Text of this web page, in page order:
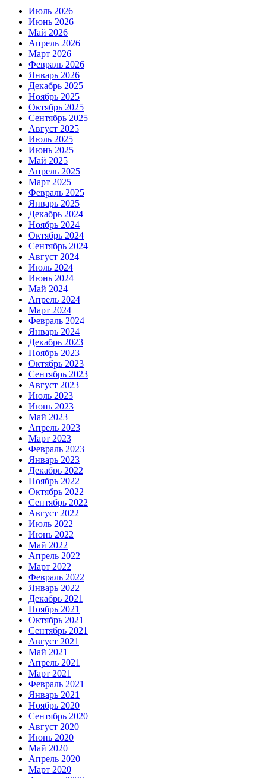
Июль 2026
Июнь 2026
Май 2026
Апрель 2026
Март 2026
Февраль 2026
Январь 2026
Декабрь 2025
Ноябрь 2025
Октябрь 2025
Сентябрь 2025
Август 2025
Июль 2025
Июнь 2025
Май 2025
Апрель 2025
Март 2025
Февраль 2025
Январь 2025
Декабрь 2024
Ноябрь 2024
Октябрь 2024
Сентябрь 2024
Август 2024
Июль 2024
Июнь 2024
Май 2024
Апрель 2024
Март 2024
Февраль 2024
Январь 2024
Декабрь 2023
Ноябрь 2023
Октябрь 2023
Сентябрь 2023
Август 2023
Июль 2023
Июнь 2023
Май 2023
Апрель 2023
Март 2023
Февраль 2023
Январь 2023
Декабрь 2022
Ноябрь 2022
Октябрь 2022
Сентябрь 2022
Август 2022
Июль 2022
Июнь 2022
Май 2022
Апрель 2022
Март 2022
Февраль 2022
Январь 2022
Декабрь 2021
Ноябрь 2021
Октябрь 2021
Сентябрь 2021
Август 2021
Май 2021
Апрель 2021
Март 2021
Февраль 2021
Январь 2021
Ноябрь 2020
Сентябрь 2020
Август 2020
Июнь 2020
Май 2020
Апрель 2020
Март 2020